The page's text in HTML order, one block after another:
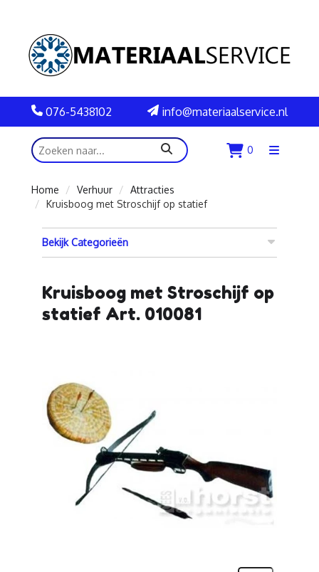
076-5438102 info@materiaalservice.nl
zoeken 0
Menu
Home
Verhuur
Attracties
Kruisboog met Stroschijf op statief
Bekijk Categorieën
Kruisboog met Stroschijf op
statief Art. 010081